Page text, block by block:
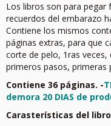
Los libros son para
recuerdos del embarazo
Contiene los mismos
páginas extras, para que
corte de pelo, 1ras
primeros pasos, primeras
Contiene 36 páginas. -
demora 20 DIAS de
Carasterísticas del